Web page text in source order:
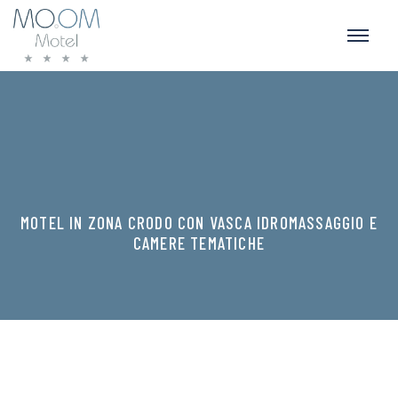
MOTEL IN ZONA CRODO CON VASCA IDROMASSAGGIO E
CAMERE TEMATICHE